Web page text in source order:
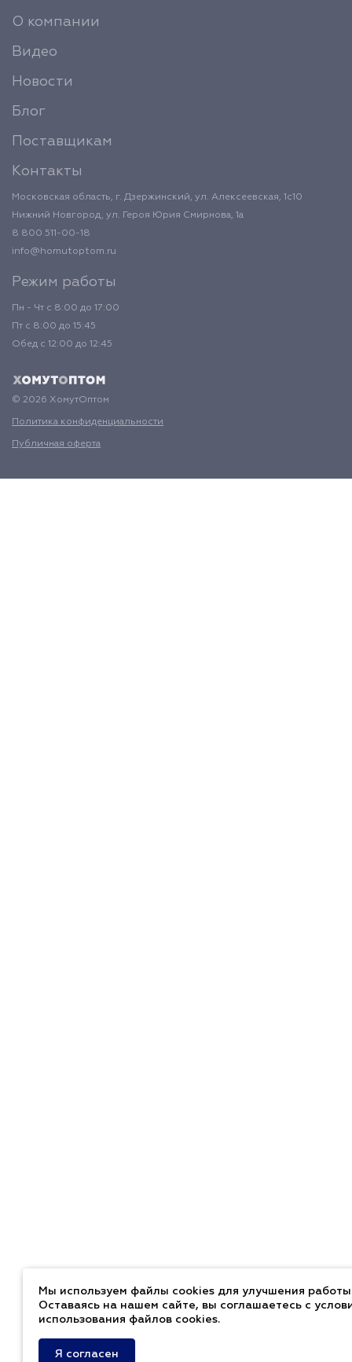
О компании
Видео
Новости
Блог
Поставщикам
Контакты
Московская область, г. Дзержинский, ул. Алексеевская, 1с10
Нижний Новгород, ул. Героя Юрия Смирнова, 1а
8 800 511-00-18
info@homutoptom.ru
Режим работы
Пн - Чт с 8:00 до 17:00
Пт с 8:00 до 15:45
Обед с 12:00 до 12:45
© 2026 ХомутОптом
Политика конфиденциальности
Публичная оферта
Мы используем файлы cookies для улучшения работы
Оставаясь на нашем сайте, вы соглашаетесь с
использования файлов cookies.
Я согласен